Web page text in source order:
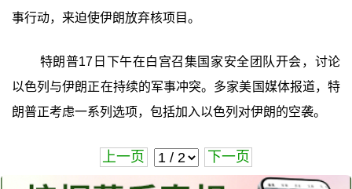
事行动，来迫使伊朗放弃核项目。
特朗普17日下午在白宫召集国家安全团队开会，讨论
以色列与伊朗正在持续的军事冲突。多家美国媒体报道，特
朗普正考虑一系列选项，包括加入以色列对伊朗的空袭。
上一页 下一页